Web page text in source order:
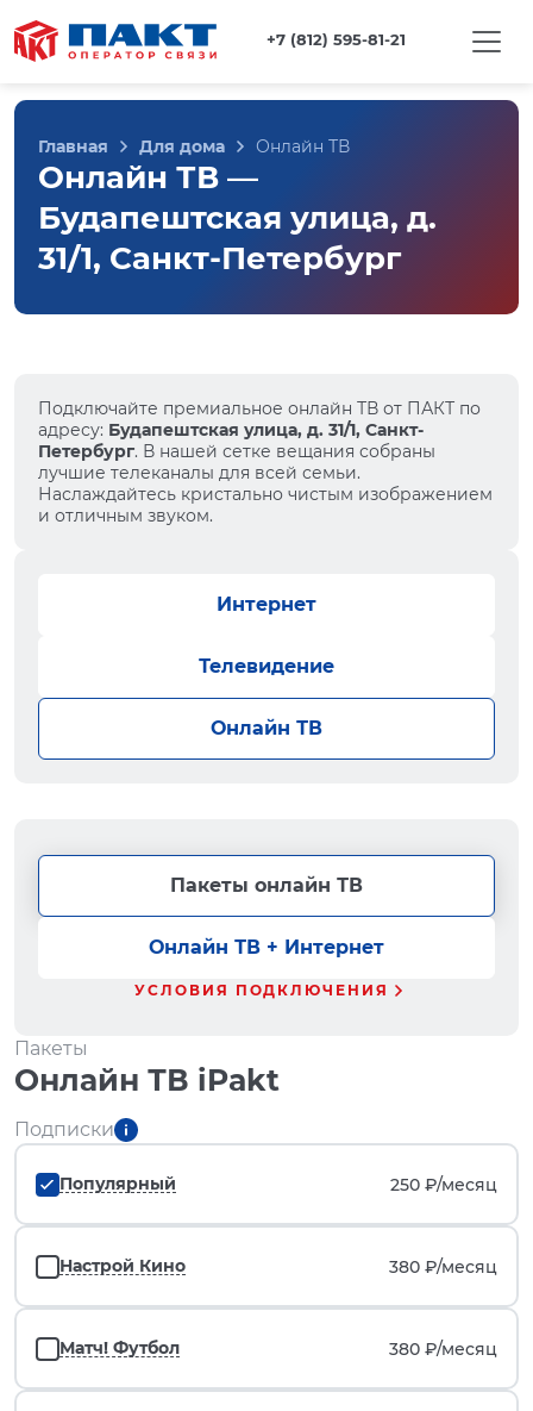
+7 (812) 595-81-21
Главная Для дома Онлайн ТВ
Онлайн ТВ —
Будапештская улица, д.
31/1, Санкт-Петербург
Подключайте премиальное онлайн ТВ от ПАКТ по
адресу: Будапештская улица, д. 31/1, Санкт-
Петербург. В нашей сетке вещания собраны
лучшие телеканалы для всей семьи.
Наслаждайтесь кристально чистым изображением
и отличным звуком.
Интернет
Телевидение
Онлайн ТВ
Пакеты онлайн ТВ
Онлайн ТВ + Интернет
УСЛОВИЯ ПОДКЛЮЧЕНИЯ
Пакеты
Онлайн ТВ iPakt
Подписки
Популярный 250 ₽/месяц
Настрой Кино 380 ₽/месяц
Матч! Футбол 380 ₽/месяц